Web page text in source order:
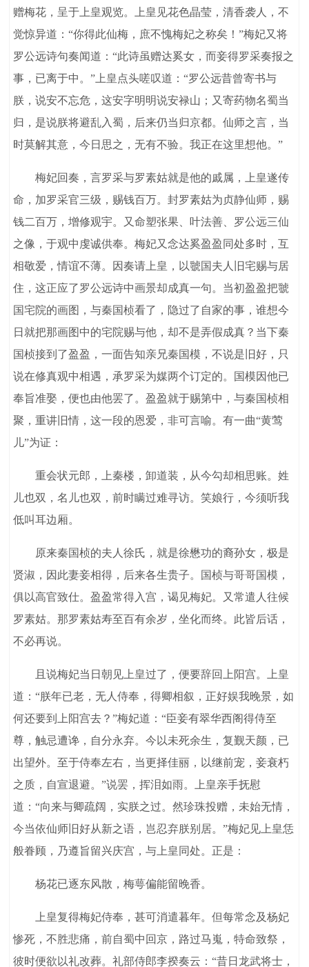
赠梅花，呈于上皇观览。上皇见花色晶莹，清香袭人，不
觉惊异道：“你得此仙梅，庶不愧梅妃之称矣！”梅妃又将
罗公远诗句奏闻道：“此诗虽赠达奚女，而妾得罗采奏报之
事，已离于中。”上皇点头嗟叹道：“罗公远昔曾寄书与
朕，说安不忘危，这安字明明说安禄山；又寄药物名蜀当
归，是说朕将避乱入蜀，后来仍当归京都。仙师之言，当
时莫解其意，今日思之，无有不验。我正在这里想他。”
梅妃回奏，言罗采与罗素姑就是他的戚属，上皇遂传
命，加罗采官三级，赐钱百万。封罗素姑为贞静仙师，赐
钱二百万，增修观宇。又命塑张果、叶法善、罗公远三仙
之像，于观中虔诚供奉。梅妃又念达奚盈盈同处多时，互
相敬爱，情谊不薄。因奏请上皇，以虢国夫人旧宅赐与居
住，这正应了罗公远诗中画景却成真一句。当初盈盈把虢
国宅院的画图，与秦国桢看了，隐过了自家的事，谁想今
日就把那画图中的宅院赐与他，却不是弄假成真？当下秦
国桢接到了盈盈，一面告知亲兄秦国模，不说是旧好，只
说在修真观中相遇，承罗采为媒两个订定的。国模因他已
奉旨准娶，便也由他罢了。盈盈就于赐第中，与秦国桢相
聚，重讲旧情，这一段的恩爱，非可言喻。有一曲“黄莺
儿”为证：
重会状元郎，上秦楼，卸道装，从今勾却相思账。姓
儿也双，名儿也双，前时瞒过难寻访。笑娘行，今须听我
低叫耳边厢。
原来秦国桢的夫人徐氏，就是徐懋功的裔孙女，极是
贤淑，因此妻妾相得，后来各生贵子。国桢与哥哥国模，
俱以高官致仕。盈盈常得入宫，谒见梅妃。又常遣人往候
罗素姑。那罗素姑寿至百有余岁，坐化而终。此皆后话，
不必再说。
且说梅妃当日朝见上皇过了，便要辞回上阳宫。上皇
道：“朕年已老，无人侍奉，得卿相叙，正好娱我晚景，如
何还要到上阳宫去？”梅妃道：“臣妾有翠华西阁得侍至
尊，触忌遭谗，自分永弃。今以未死余生，复觐天颜，已
出望外。至于侍奉左右，当更择佳丽，以继前宠，妾衰朽
之质，自宣退避。”说罢，挥泪如雨。上皇亲手抚慰
道：“向来与卿疏阔，实朕之过。然珍珠投赠，未始无情，
今当依仙师旧好从新之语，岂忍弃朕别居。”梅妃见上皇恁
般眷顾，乃遵旨留兴庆宫，与上皇同处。正是：
杨花已逐东风散，梅萼偏能留晚香。
上皇复得梅妃侍奉，甚可消遣暮年。但每常念及杨妃
惨死，不胜悲痛，前自蜀中回京，路过马嵬，特命致祭，
彼时便欲以礼改葬。礼部侍郎李揆奏云：“昔日龙武将士，